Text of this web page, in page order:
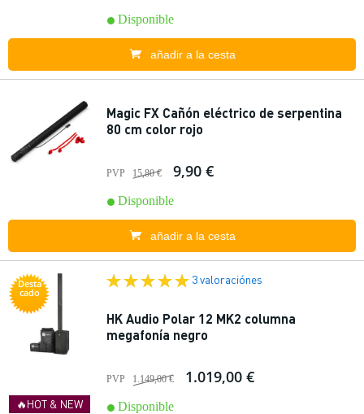
Disponible
añadir a la cesta
Magic FX Cañón eléctrico de serpentina
80 cm color rojo
PVP 15,80 € 9,90 €
Disponible
añadir a la cesta
Desta
cado
🔥HOT & NEW
3 valoraciónes
HK Audio Polar 12 MK2 columna
megafonía negro
PVP 1.149,00 € 1.019,00 €
Disponible